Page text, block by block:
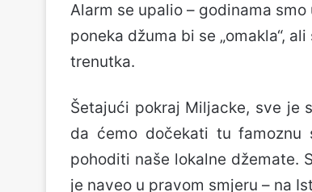
Alarm se upalio – godinama
poneka džuma bi se „omakla“,
trenutka.
Šetajući pokraj Miljacke, sve je
da ćemo dočekati tu
pohoditi naše lokalne džemate.
je naveo u pravom smjeru – na